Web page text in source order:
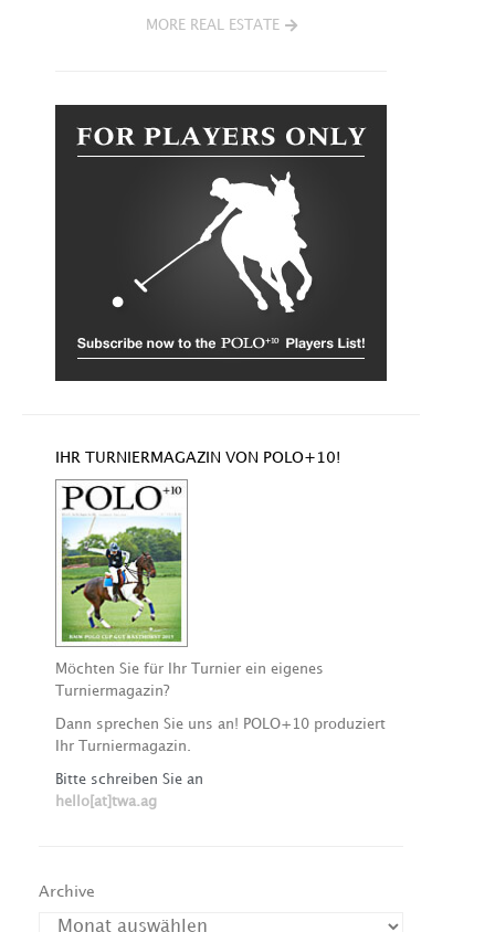
MORE REAL ESTATE
IHR TURNIERMAGAZIN VON POLO+10!
Möchten Sie für Ihr Turnier ein eigenes
Turniermagazin?
Dann sprechen Sie uns an! POLO+10 produziert
Ihr Turniermagazin.
Bitte schreiben Sie an
hello[at]twa.ag
Archive